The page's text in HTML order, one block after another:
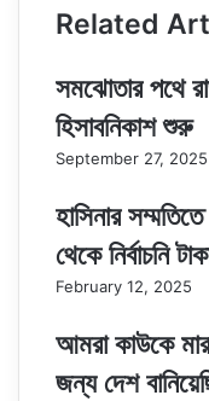
Related
সমঝোতার পথে
হিসাবনিকাশ শুরু
September 27, 2025
হাসিনার
থেকে নির্বাচনি
February 12, 2025
আমরা কাউকে
জন্য দেশ